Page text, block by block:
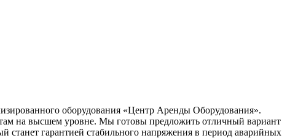
оборудования «Центр Аренды Оборудования».
на высшем уровне. Мы готовы предложить отличный вариант
станет гарантией стабильного напряжения в период аварийных